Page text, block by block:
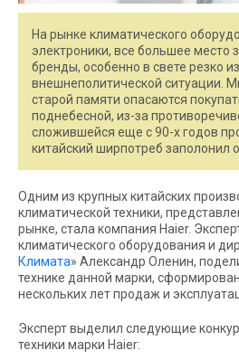
На рынке климатического
электроники, все большее место
бренды, особенно в свете резко
внешнеполитической ситуации.
старой памяти опасаются
поднебесной, из-за
сложившейся еще с 90-х годов
китайский ширпотреб заполонил
Одним из крупных китайских
климатической техники,
рынке, стала компания Haier.
климатического оборудования и
Климата» Александр Оленин,
технике данной марки,
нескольких лет продаж и
Эксперт выделил следующие
техники марки Haier: